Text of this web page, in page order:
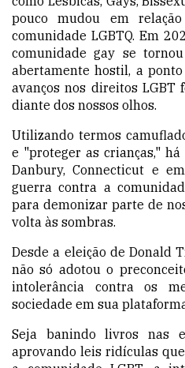
pouco mudou em
comunidade LGBTQ. Em
comunidade gay se
abertamente hostil, a
avanços nos direitos LGBT
diante dos nossos olhos.
Utilizando termos
e "proteger as crianças,"
Danbury, Connecticut e
guerra contra a
para demonizar parte de
volta às sombras.
Desde a eleição de Donald
não só adotou o
intolerância contra os
sociedade em sua
Seja banindo livros nas
aprovando leis ridículas